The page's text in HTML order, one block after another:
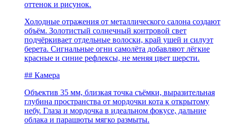
оттенок и рисунок.
Холодные отражения от металлического салона создают
объём. Золотистый солнечный контровой свет
подчёркивает отдельные волоски, край ушей и силуэт
берета. Сигнальные огни самолёта добавляют лёгкие
красные и синие рефлексы, не меняя цвет шерсти.
## Камера
Объектив 35 мм, близкая точка съёмки, выразительная
глубина пространства от мордочки кота к открытому
небу. Глаза и мордочка в идеальном фокусе, дальние
облака и парашюты мягко размыты.